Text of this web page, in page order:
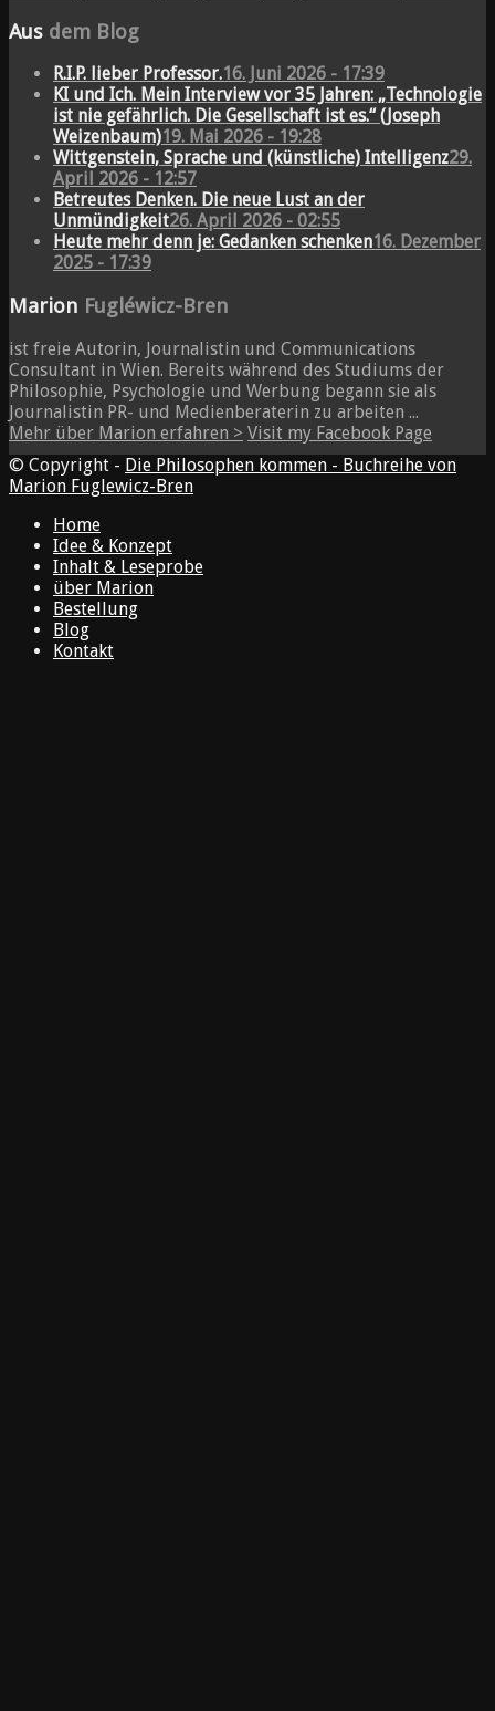
Aus dem Blog
R.I.P. lieber Professor.16. Juni 2026 - 17:39
KI und Ich. Mein Interview vor 35 Jahren: „Technologie
ist nie gefährlich. Die Gesellschaft ist es.“ (Joseph
Weizenbaum)19. Mai 2026 - 19:28
Wittgenstein, Sprache und (künstliche) Intelligenz29.
April 2026 - 12:57
Betreutes Denken. Die neue Lust an der
Unmündigkeit26. April 2026 - 02:55
Heute mehr denn je: Gedanken schenken16. Dezember
2025 - 17:39
Marion Fugléwicz-Bren
ist freie Autorin, Journalistin und Communications
Consultant in Wien. Bereits während des Studiums der
Philosophie, Psychologie und Werbung begann sie als
Journalistin PR- und Medienberaterin zu arbeiten ...
Mehr über Marion erfahren > Visit my Facebook Page
© Copyright - Die Philosophen kommen - Buchreihe von
Marion Fuglewicz-Bren
Home
Idee & Konzept
Inhalt & Leseprobe
über Marion
Bestellung
Blog
Kontakt